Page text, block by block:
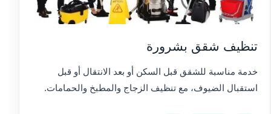
تنظيف شقق بشرورة
خدمة مناسبة للشقق قبل السكن أو بعد الانتقال أو قبل
استقبال الضيوف، مع تنظيف الزجاج والمطبخ والحمامات.